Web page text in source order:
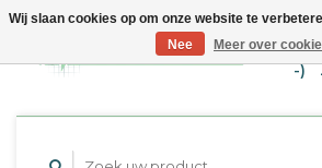
-)
Wij slaan cookies op om onze website te
Nee
Meer over